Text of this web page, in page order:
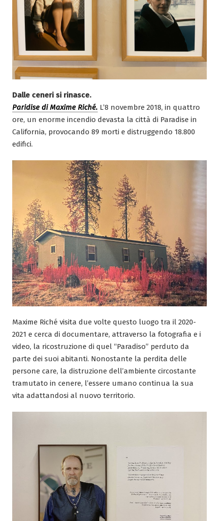
Dalle ceneri si rinasce.
Paridise di Maxime Riché. L’8 novembre 2018, in quattro
ore, un enorme incendio devasta la città di Paradise in
California, provocando 89 morti e distruggendo 18.800
edifici.
Maxime Riché visita due volte questo luogo tra il 2020-
2021 e cerca di documentare, attraverso la fotografia e i
video, la ricostruzione di quel “Paradiso” perduto da
parte dei suoi abitanti. Nonostante la perdita delle
persone care, la distruzione dell’ambiente circostante
tramutato in cenere, l’essere umano continua la sua
vita adattandosi al nuovo territorio.